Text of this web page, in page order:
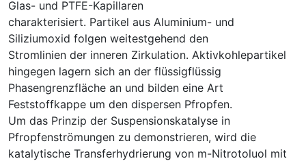
Glas- und PTFE-Kapillaren
charakterisiert. Partikel aus Aluminium- und
Siliziumoxid folgen weitestgehend den
Stromlinien der inneren Zirkulation. Aktivkohlepartikel
hingegen lagern sich an der flüssigflüssig
Phasengrenzfläche an und bilden eine Art
Feststoffkappe um den dispersen Pfropfen.
Um das Prinzip der Suspensionskatalyse in
Pfropfenströmungen zu demonstrieren, wird die
katalytische Transferhydrierung von m-Nitrotoluol mit